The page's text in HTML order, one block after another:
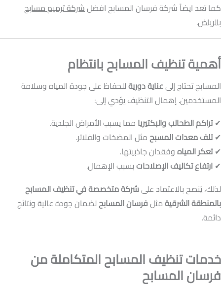
كما تعد ايضاً شركة فرسان المسابح افضلشركة ترميم مسابح
بالرياض.
أهمية تنظيف المسابح بانتظام
المسابح تحتاج إلىعناية دوريةللحفاظ على جودة المياه وسلامة
المستخدمين. إهمال التنظيف يؤدي إلى:
✔تراكم الطحالب والبكتيريا مما يسبب الأمراض الجلدية.
✔تلف معدات المسبحمثل المضخات والفلاتر.
✔تعكر المياهوفقدان جاذبيتها.
✔ ارتفاع تكاليف الإصلاحاتبسبب الإهمال.
لذلك، يُنصح بالاعتماد علىشركة متخصصة في تنظيف المسابح
بالمنطقة الشرقيةمثلفرسان المسابحلضمان جودة عالية ونتائج
دائمة.
خدمات تنظيف المسابح المتكاملة من
فرسان المسابح